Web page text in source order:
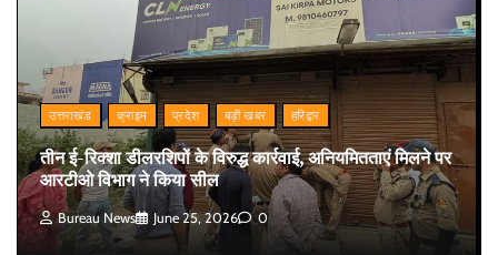
उत्तराखंड क्राइम प्रदेश बड़ी खबर हरिद्वार
तीन ई-रिक्शा डीलरशिपों के विरुद्ध कार्रवाई, अनियमितताएं मिलने पर
आरटीओ विभाग ने किया सील
Bureau News June 25, 2026 0